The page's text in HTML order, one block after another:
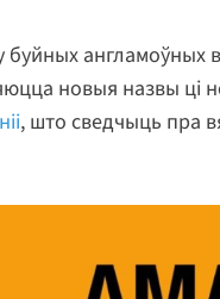
буйных англамоўных
новыя назвы ці
, што сведчыць пра